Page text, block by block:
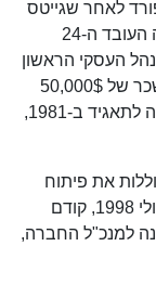
לאחר שגייטס
שכנע אותו להצטרף למיקרוסופט. באלמר היה העובד ה-24
כשהצטרף ב-11 ביוני 1980, המנהל העסקי הראשון
אשר הועסק על ידי גייטס. בהתחלה הוצע לו שכר של 50,000$
וגם אחוזי בעלות בחברה. כשמיקרוסופט הפכה לתאגיד ב-1981,
את פיתוח
מערכות ההפעלה, תפעול, מכירות ותמיכה. ביולי 1998, קודם
נשיא החברה, וב-13 בינואר 2000 מונה למנכ"ל החברה,